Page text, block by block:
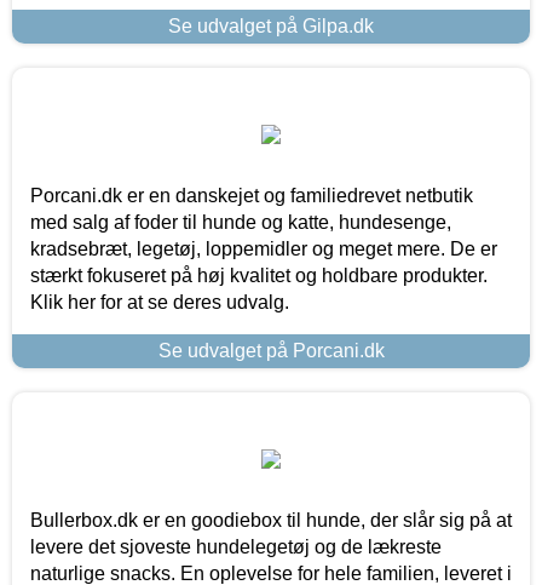
Se udvalget på Gilpa.dk
Porcani.dk er en danskejet og familiedrevet netbutik
med salg af foder til hunde og katte, hundesenge,
kradsebræt, legetøj, loppemidler og meget mere. De er
stærkt fokuseret på høj kvalitet og holdbare produkter.
Klik her for at se deres udvalg.
Se udvalget på Porcani.dk
Bullerbox.dk er en goodiebox til hunde, der slår sig på at
levere det sjoveste hundelegetøj og de lækreste
naturlige snacks. En oplevelse for hele familien, leveret i